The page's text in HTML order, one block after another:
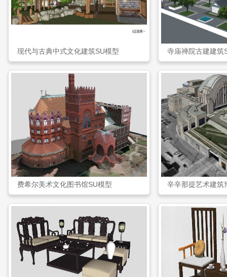
现代与古典中式文化建筑SU模型 寺庙禅院古建建筑
费希尔美术文化图书馆SU模型 辛辛那提艺术建筑